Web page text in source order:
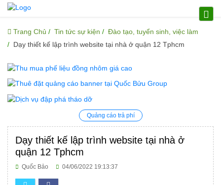
Trang Chủ Tin tức sự kiện
Đào tạo, tuyển sinh, việc làm
Dạy thiết kế lập trình website tại nhà ở quận 12 Tphcm
Quảng cáo trả phí
Dạy thiết kế lập trình website tại nhà ở
quận 12 Tphcm
Quốc Bảo 04/06/2022 19:13:37